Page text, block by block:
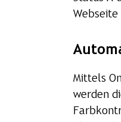
Mittels
werden